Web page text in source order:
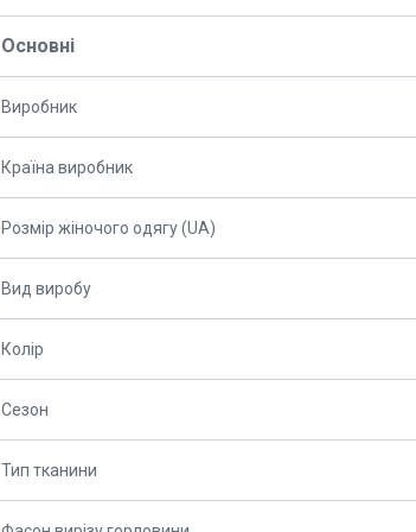
Основні
Виробник
Країна виробник
Розмір жіночого одягу (UA)
Вид виробу
Колір
Сезон
Тип тканини